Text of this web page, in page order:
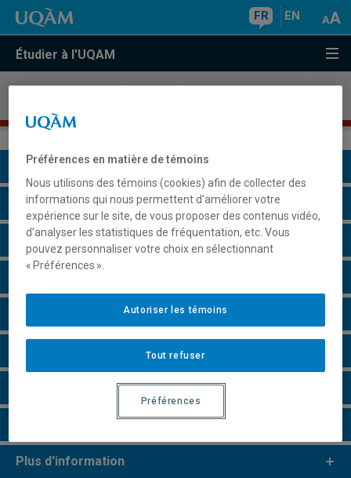
FR EN
Étudier à l'UQAM
Présentation du programme
Conditions d'admission
Cours à suivre et horaires
Perspectives professionnelles
Champs de recherche
Remarques et règlements
Faire une demande d'admission
Plus d'information
Préférences en matière de témoins
Nous utilisons des témoins (cookies) afin de collecter des
informations qui nous permettent d’améliorer votre
expérience sur le site, de vous proposer des contenus vidéo,
d’analyser les statistiques de fréquentation, etc. Vous
pouvez personnaliser votre choix en sélectionnant
« Préférences ».
Tout refuser
Autoriser les témoins
Préférences